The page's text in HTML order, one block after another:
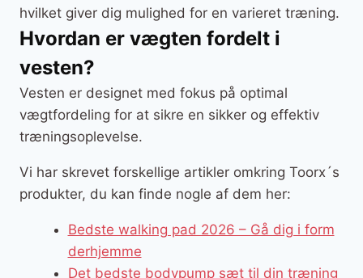
hvilket giver dig mulighed for en varieret træning.
Hvordan er vægten fordelt i
vesten?
Vesten er designet med fokus på optimal
vægtfordeling for at sikre en sikker og effektiv
træningsoplevelse.
Vi har skrevet forskellige artikler omkring Toorx´s
produkter, du kan finde nogle af dem her:
Bedste walking pad 2026 – Gå dig i form
derhjemme
Det bedste bodypump sæt til din træning